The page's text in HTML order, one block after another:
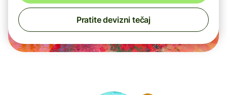
Pratite devizni tečaj